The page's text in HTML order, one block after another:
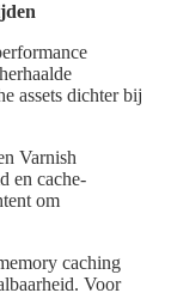
assets dichter bij
Varnish
en cache-
om
caching
Voor